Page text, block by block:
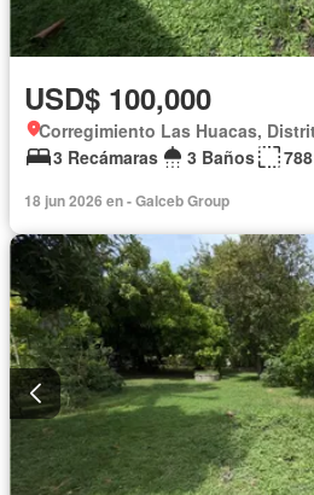
USD$ 100,000
Corregimiento Las Huacas,
3 Recámaras
3 Baños
18 jun 2026 en - Galceb Group